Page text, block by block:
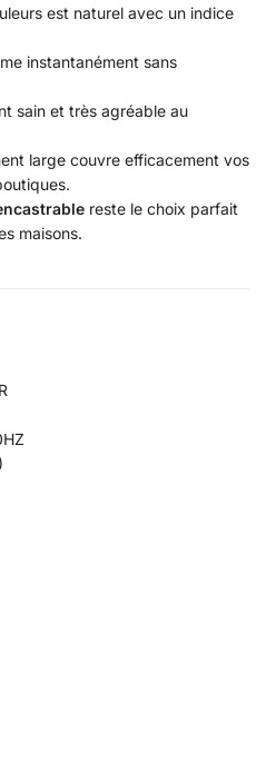
est naturel avec un indice
instantanément sans
sain et très agréable au
large couvre efficacement vos
reste le choix parfait
maisons.